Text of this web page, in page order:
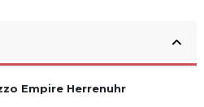
Empire Herrenuhr